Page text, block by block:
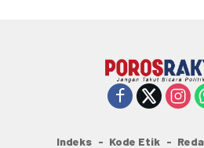
Indeks Kode Etik